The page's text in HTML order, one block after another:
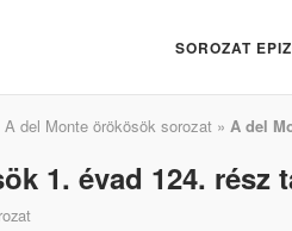
SOROZAT
A del Monte örökösök sorozat » A del
1. évad 124. rész